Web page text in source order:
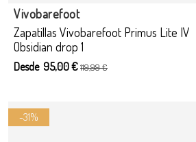
Zapatillas Vivobarefoot Primus Lite IV
Obsidian drop 1
Vivobarefoot
Desde 95,00 €119,99 €
-31%